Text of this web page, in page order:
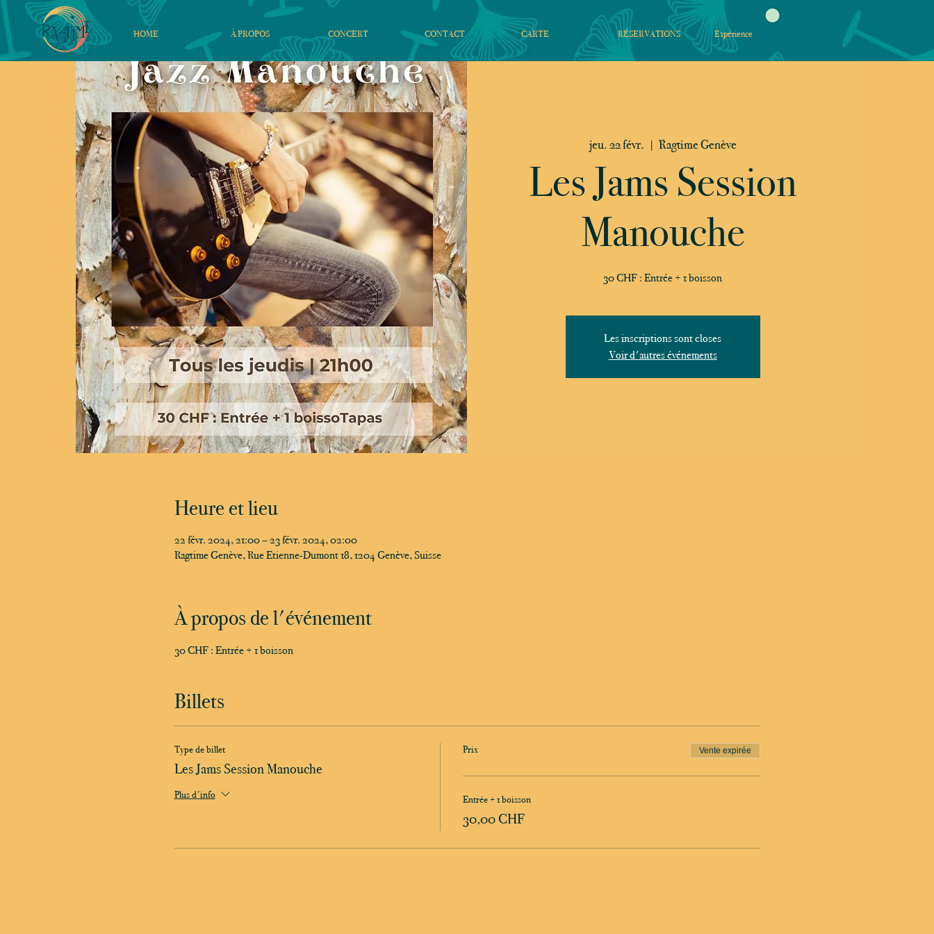
HOME À PROPOS CONCERT CONTACT CARTE RÉSERVATIONS Expérience
jeu. 22 févr.
  |
Ragtime Genève
Les Jams Session
Manouche
30 CHF : Entrée + 1 boisson
Les inscriptions sont closes
Voir d'autres événements
Heure et lieu
22 févr. 2024, 21:00 – 23 févr. 2024, 02:00
Ragtime Genève, Rue Etienne-Dumont 18, 1204 Genève, Suisse
À propos de l'événement
30 CHF : Entrée + 1 boisson
Billets
Type de billet
Les Jams Session Manouche
Plus d'info
Prix Vente expirée
Entrée + 1 boisson
30,00 CHF